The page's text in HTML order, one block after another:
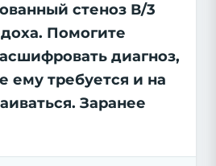
стеноз В/3
Помогите
диагноз,
ему требуется и на
Заранее